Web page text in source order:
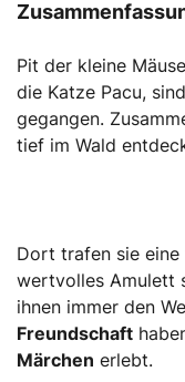
Pit der kleine
die Katze Pacu,
gegangen.
tief im Wald
Dort trafen sie eine
wertvolles Amulett
ihnen immer den
Freundschaft
Märchen erlebt.